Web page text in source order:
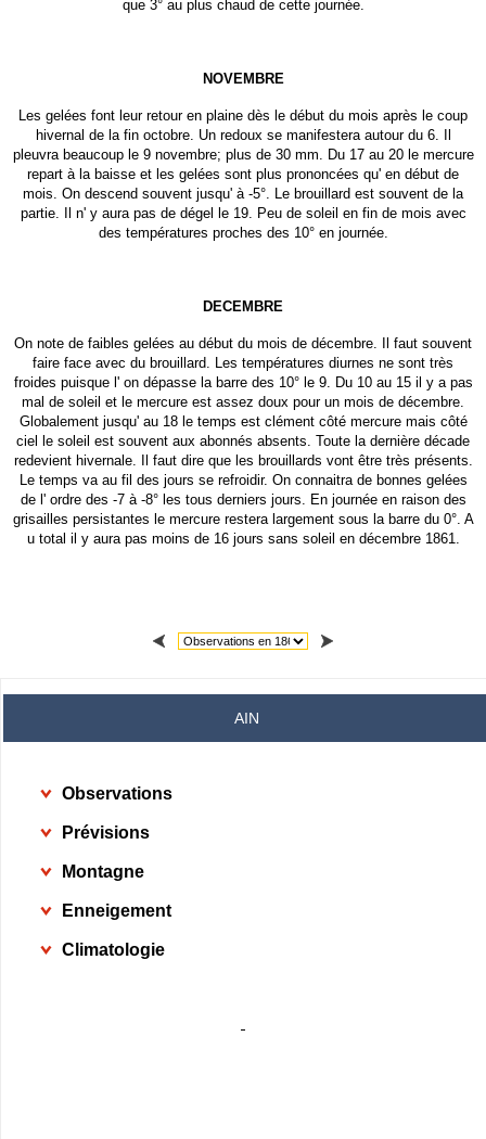
que 3° au plus chaud de cette journée.
NOVEMBRE
Les gelées font leur retour en plaine dès le début du mois après le coup
hivernal de la fin octobre. Un redoux se manifestera autour du 6. Il
pleuvra beaucoup le 9 novembre; plus de 30 mm. Du 17 au 20 le mercure
repart à la baisse et les gelées sont plus prononcées qu' en début de
mois. On descend souvent jusqu' à -5°. Le brouillard est souvent de la
partie. Il n' y aura pas de dégel le 19. Peu de soleil en fin de mois avec
des températures proches des 10° en journée.
DECEMBRE
On note de faibles gelées au début du mois de décembre. Il faut souvent
faire face avec du brouillard. Les températures diurnes ne sont très
froides puisque l' on dépasse la barre des 10° le 9. Du 10 au 15 il y a pas
mal de soleil et le mercure est assez doux pour un mois de décembre.
Globalement jusqu' au 18 le temps est clément côté mercure mais côté
ciel le soleil est souvent aux abonnés absents. Toute la dernière décade
redevient hivernale. Il faut dire que les brouillards vont être très présents.
Le temps va au fil des jours se refroidir. On connaitra de bonnes gelées
de l' ordre des -7 à -8° les tous derniers jours. En journée en raison des
grisailles persistantes le mercure restera largement sous la barre du 0°. A
u total il y aura pas moins de 16 jours sans soleil en décembre 1861.
AIN
Observations
Prévisions
Montagne
Enneigement
Climatologie